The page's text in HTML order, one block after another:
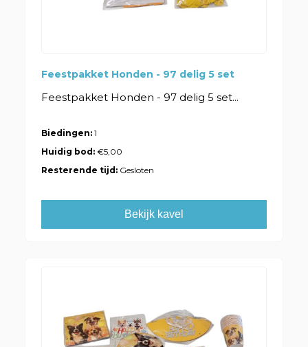
Feestpakket Honden - 97 delig 5 set
Feestpakket Honden - 97 delig 5 set...
Biedingen: 1
Huidig bod:€5,00
Resterende tijd: Gesloten
Bekijk kavel